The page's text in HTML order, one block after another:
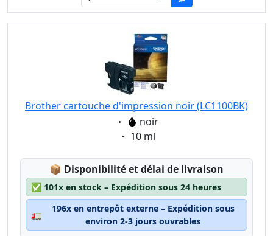
Brother cartouche d'impression noir (LC1100BK)
Eigenschaft:
noir
Eigenschaft:
10 ml
📦 Lagerstatus:
Disponibilité et délai de livraison
✅ 101x en stock – Expédition sous 24 heures
🚛
196x en entrepôt externe – Expédition sous
environ 2-3 jours ouvrables